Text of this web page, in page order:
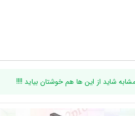
شاید از این ها هم خوشتان بیاید !!!!